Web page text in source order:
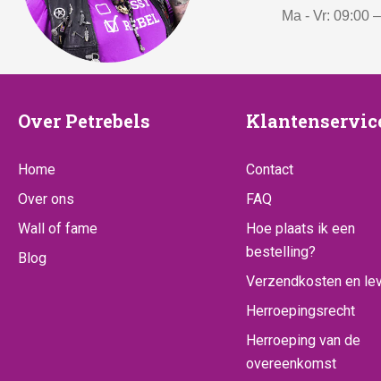
Ma - Vr: 09:00
Over
Petrebels
Over Petrebels
Home
Over ons
Wall of fame
Blog
Contact
FAQ
Hoe plaats ik een
bestelling?
Verzendkosten en
Herroepingsrecht
Herroeping van de
overeenkomst